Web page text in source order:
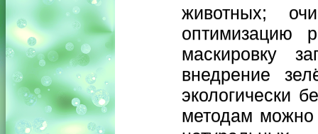
животных;
оптимизацию
маскировку
внедрение
экологически
методам можно